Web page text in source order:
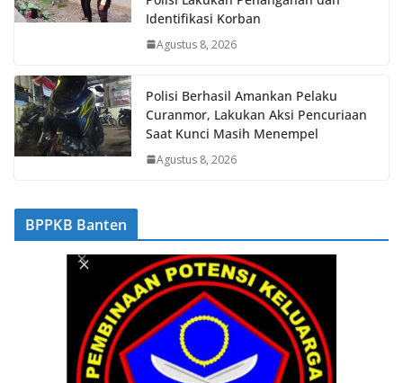
Identifikasi Korban
Agustus 8, 2026
Polisi Berhasil Amankan Pelaku
Curanmor, Lakukan Aksi Pencuriaan
Saat Kunci Masih Menempel
Agustus 8, 2026
BPPKB Banten